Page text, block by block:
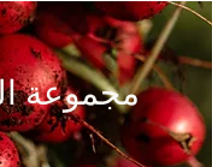
مجموعة